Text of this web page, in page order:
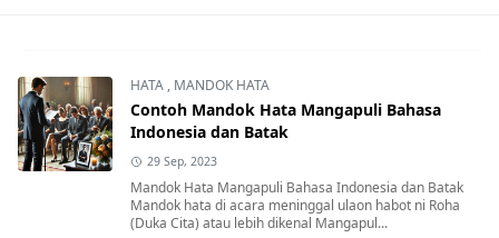
HATA , MANDOK HATA
Contoh Mandok Hata Mangapuli Bahasa
Indonesia dan Batak
29 Sep, 2023
Mandok Hata Mangapuli Bahasa Indonesia dan Batak
Mandok hata di acara meninggal ulaon habot ni Roha
(Duka Cita) atau lebih dikenal Mangapul...